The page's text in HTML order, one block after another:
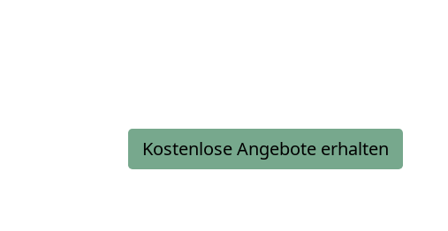
Kostenlose Angebote erhalten